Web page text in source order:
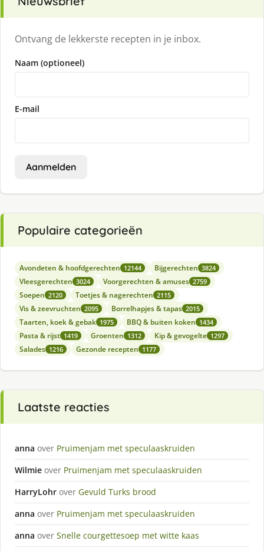
Ontvang de lekkerste recepten in je inbox.
Naam (optioneel)
E-mail
Aanmelden
Populaire categorieën
Avondeten & hoofdgerechten 12144 Bijgerechten 3824
Vleesgerechten 3024 Voorgerechten & amuses 2759
Soepen 2120 Toetjes & nagerechten 2115
Vis & zeevruchten 2095 Borrelhapjes & tapas 2015
Taarten, koek & gebak 1975 BBQ & buiten koken 1434
Pasta & rijst 1419 Groenten 1312 Kip & gevogelte 1297
Salades 1216 Gezonde recepten 1177
Laatste reacties
anna over Pruimenjam met speculaaskruiden
Wilmie over Pruimenjam met speculaaskruiden
HarryLohr over Gevuld Turks brood
anna over Pruimenjam met speculaaskruiden
anna over Snelle courgettesoep met witte kaas